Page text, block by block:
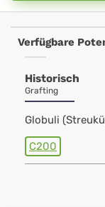
Verfügbare
Historisch
Grafting
Globuli
C200